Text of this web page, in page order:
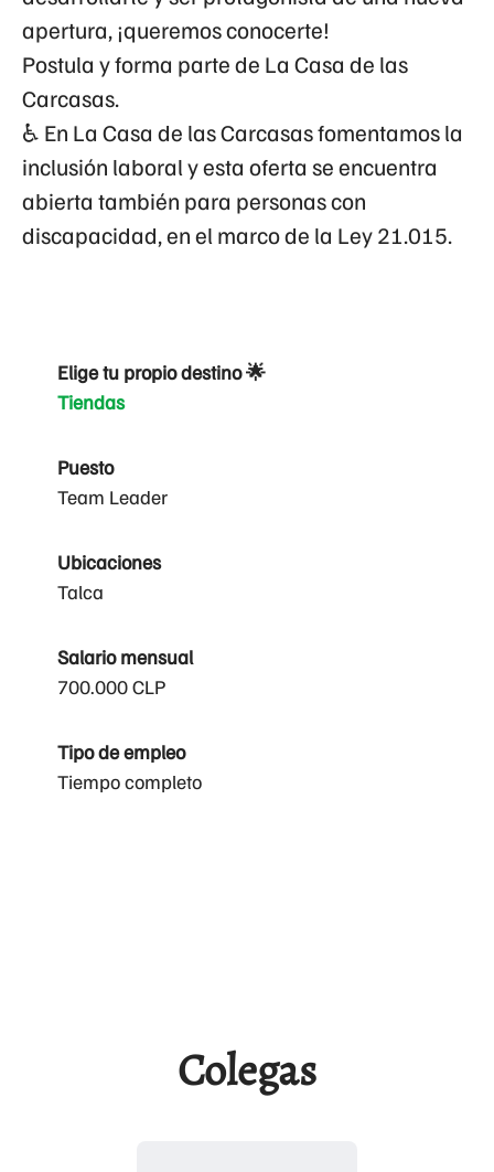
apertura, ¡queremos conocerte!
Postula y forma parte de La Casa de las
Carcasas.
♿ En La Casa de las Carcasas fomentamos la
inclusión laboral y esta oferta se encuentra
abierta también para personas con
discapacidad, en el marco de la Ley 21.015.
Elige tu propio destino 🌟
Tiendas
Puesto
Team Leader
Ubicaciones
Talca
Salario mensual
700.000 CLP
Tipo de empleo
Tiempo completo
Colegas